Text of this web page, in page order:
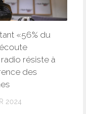
«56% du
résiste à
des
2024